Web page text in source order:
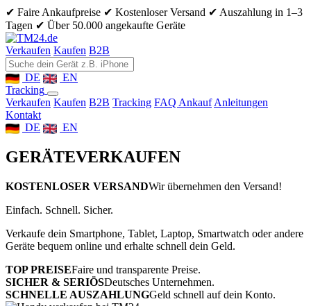
✔ Faire Ankaufpreise ✔ Kostenloser Versand ✔ Auszahlung in 1–3
Tagen ✔ Über 50.000 angekaufte Geräte
Verkaufen Kaufen B2B
DE
EN
Tracking
Verkaufen Kaufen B2B Tracking FAQ Ankauf Anleitungen
Kontakt
DE
EN
GERÄTEVERKAUFEN
KOSTENLOSER VERSANDWir übernehmen den Versand!
Einfach. Schnell. Sicher.
Verkaufe dein Smartphone, Tablet, Laptop, Smartwatch oder andere
Geräte bequem online und erhalte schnell dein Geld.
TOP PREISEFaire und transparente Preise.
SICHER & SERIÖSDeutsches Unternehmen.
SCHNELLE AUSZAHLUNGGeld schnell auf dein Konto.